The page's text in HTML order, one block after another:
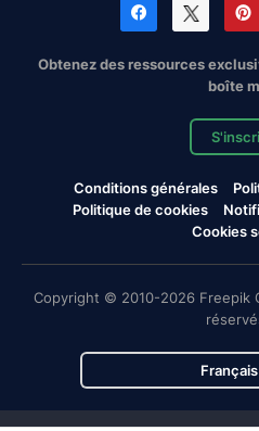
Obtenez des ressources
boîte
Conditions générales
Politique de cookies
Cookies
Copyright © 2010-2026 Freepik
Français